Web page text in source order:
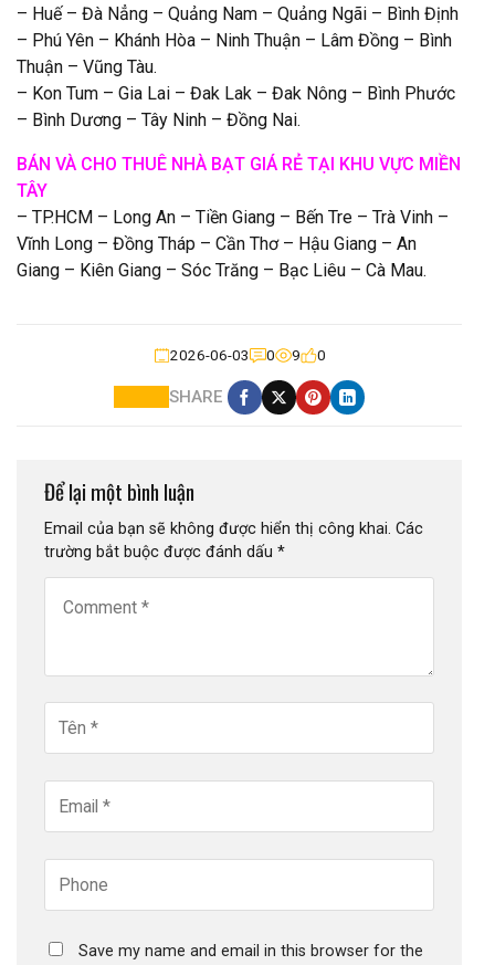
– Huế – Đà Nẳng – Quảng Nam – Quảng Ngãi – Bình Định
– Phú Yên – Khánh Hòa – Ninh Thuận – Lâm Đồng – Bình
Thuận – Vũng Tàu.
– Kon Tum – Gia Lai – Đak Lak – Đak Nông – Bình Phước
– Bình Dương – Tây Ninh – Đồng Nai.
BÁN VÀ CHO THUÊ NHÀ BẠT GIÁ RẺ TẠI KHU VỰC MIỀN
TÂY
– TP.HCM – Long An – Tiền Giang – Bến Tre – Trà Vinh –
Vĩnh Long – Đồng Tháp – Cần Thơ – Hậu Giang – An
Giang – Kiên Giang – Sóc Trăng – Bạc Liêu – Cà Mau.
2026-06-03 0 9 0
SHARE
Để lại một bình luận
Email của bạn sẽ không được hiển thị công khai. Các
trường bắt buộc được đánh dấu *
Save my name and email in this browser for the